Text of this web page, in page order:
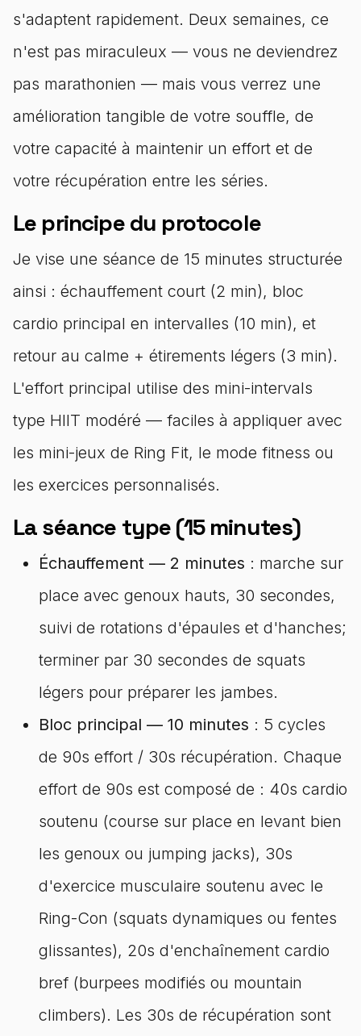
s'adaptent rapidement. Deux semaines, ce
n'est pas miraculeux — vous ne deviendrez
pas marathonien — mais vous verrez une
amélioration tangible de votre souffle, de
votre capacité à maintenir un effort et de
votre récupération entre les séries.
Le principe du protocole
Je vise une séance de 15 minutes structurée
ainsi : échauffement court (2 min), bloc
cardio principal en intervalles (10 min), et
retour au calme + étirements légers (3 min).
L'effort principal utilise des mini-intervals
type HIIT modéré — faciles à appliquer avec
les mini-jeux de Ring Fit, le mode fitness ou
les exercices personnalisés.
La séance type (15 minutes)
Échauffement — 2 minutes : marche sur
place avec genoux hauts, 30 secondes,
suivi de rotations d'épaules et d'hanches;
terminer par 30 secondes de squats
légers pour préparer les jambes.
Bloc principal — 10 minutes : 5 cycles
de 90s effort / 30s récupération. Chaque
effort de 90s est composé de : 40s cardio
soutenu (course sur place en levant bien
les genoux ou jumping jacks), 30s
d'exercice musculaire soutenu avec le
Ring-Con (squats dynamiques ou fentes
glissantes), 20s d'enchaînement cardio
bref (burpees modifiés ou mountain
climbers). Les 30s de récupération sont